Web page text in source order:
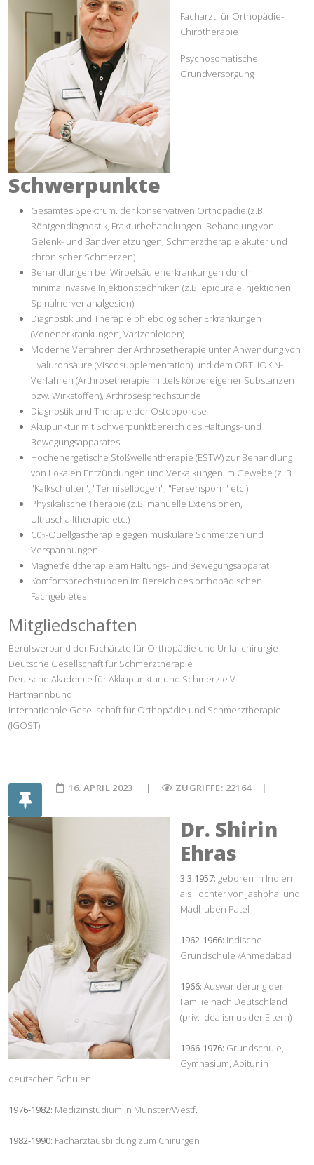
Facharzt für Orthopädie-
Chirotherapie
Psychosomatische
Grundversorgung
Schwerpunkte
Gesamtes Spektrum. der konservativen Orthopädie (z.B.
Röntgendiagnostik, Frakturbehandlungen. Behandlung von
Gelenk- und Bandverletzungen, Schmerztherapie akuter und
chronischer Schmerzen)
Behandlungen bei Wirbelsäulenerkrankungen durch
minimalinvasive Injektionstechniken (z.B. epidurale Injektionen,
Spinalnervenanalgesien)
Diagnostik und Therapie phlebologischer Erkrankungen
(Venenerkrankungen, Varizenleiden)
Moderne Verfahren der Arthrosetherapie unter Anwendung von
Hyaluronsäure (Viscosupplementation) und dem ORTHOKIN-
Verfahren (Arthrosetherapie mittels körpereigener Substanzen
bzw. Wirkstoffen), Arthrosesprechstunde
Diagnostik und Therapie der Osteoporose
Akupunktur mit Schwerpunktbereich des Haltungs- und
Bewegungsapparates
Hochenergetische Stoßwellentherapie (ESTW) zur Behandlung
von Lokalen Entzündungen und Verkalkungen im Gewebe (z. B.
"Kalkschulter", "Tennisellbogen", "Fersensporn" etc.)
Physikalische Therapie (z.B. manuelle Extensionen,
Ultraschalltherapie etc.)
C02-Quellgastherapie gegen muskuläre Schmerzen und
Verspannungen
Magnetfeldtherapie am Haltungs- und Bewegungsapparat
Komfortsprechstunden im Bereich des orthopädischen
Fachgebietes
Mitgliedschaften
Berufsverband der Fachärzte für Orthopädie und Unfallchirurgie
Deutsche Gesellschaft für Schmerztherapie
Deutsche Akademie für Akkupunktur und Schmerz e.V.
Hartmannbund
Internationale Gesellschaft für Orthopädie und Schmerztherapie
(IGOST)
16. APRIL 2023 ZUGRIFFE: 22164
Dr. Shirin
Ehras
3.3.1957: geboren in Indien
als Tochter von Jashbhai und
Madhuben Patel
1962-1966: Indische
Grundschule /Ahmedabad
1966: Auswanderung der
Familie nach Deutschland
(priv. Idealismus der Eltern)
1966-1976: Grundschule,
Gymnasium, Abitur in
deutschen Schulen
1976-1982: Medizinstudium in Münster/Westf.
1982-1990: Facharztausbildung zum Chirurgen